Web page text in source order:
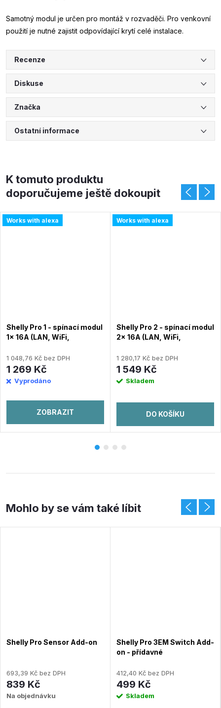
Samotný modul je určen pro montáž v rozvaděči. Pro venkovní
použití je nutné zajistit odpovídající krytí celé instalace.
Recenze
Diskuse
Značka
Ostatní informace
K tomuto produktu
doporučujeme ještě dokoupit
Works with alexa
Shelly Pro 1 - spínací modul
1x 16A (LAN, WiFi,
1 048,76 Kč bez DPH
1 269 Kč
Vyprodáno
ZOBRAZIT
Works with alexa
Shelly Pro 2 - spínací modul
2x 16A (LAN, WiFi,
1 280,17 Kč bez DPH
1 549 Kč
Skladem
DO KOŠÍKU
Shelly Pro Sensor Add-on
693,39 Kč bez DPH
839 Kč
Na objednávku
Shelly Pro 3EM Switch Add-
on - přídavné
412,40 Kč bez DPH
499 Kč
Skladem